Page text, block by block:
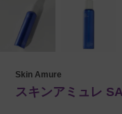
Skin Amure
スキンアミュレ